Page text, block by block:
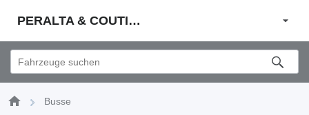
PERALTA & COUTINHO S.A.
Busse